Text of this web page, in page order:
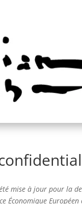
mise à jour pour la
Économique Européen